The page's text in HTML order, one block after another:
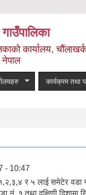
कार्यालय,
कार्यक्रम तथा
- 10:47
र ५ लाई समेटेर वडा
वडा नं. १ तथा दक्षिणी